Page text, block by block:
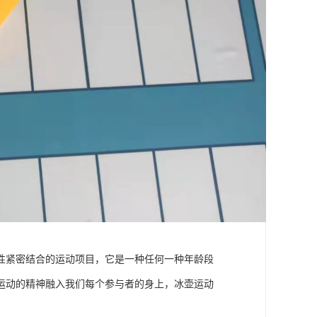
密结合的运动项目，它是一种任何一种年龄段
的精神融入我们每个参与者的身上，冰壶运动